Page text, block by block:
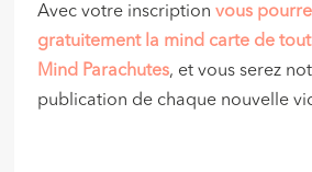
Avec votre inscriptionvous
gratuitement la mind carte de
Mind Parachutes, et vous serez
publication de chaque nouvelle